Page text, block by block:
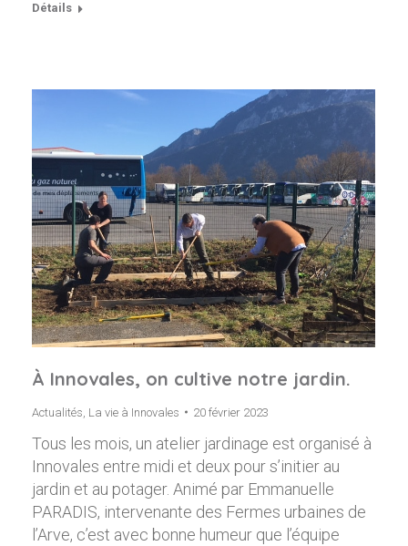
Détails
À Innovales, on cultive notre jardin.
Actualités La vie à Innovales 20 février 2023
Tous les mois, un atelier jardinage est organisé à
Innovales entre midi et deux pour s’initier au
jardin et au potager. Animé par Emmanuelle
PARADIS, intervenante des Fermes urbaines de
l’Arve, c’est avec bonne humeur que l’équipe